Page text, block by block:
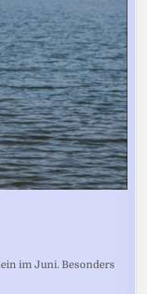
im Juni. Besonders